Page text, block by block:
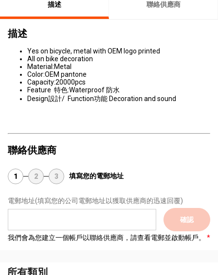
描述 聯絡供應商
描述
Yes on bicycle, metal with OEM logo printed
All on bike decoration
Material:Metal
Color:OEM pantone
Capacity:20000pcs
Feature 特色:Waterproof 防水
Design設計/ Function功能 Decoration and sound
聯絡供應商
1 2 3 填寫您的電郵地址
電郵地址(填寫您的公司電郵地址以獲取供應商的迅速回覆)
確認
我們會為您建立一個帳戶以聯絡供應商，請查看電郵並啟動帳戶。
所有類別